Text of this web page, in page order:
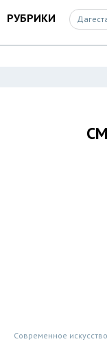
РУБРИКИ
Современное искусство